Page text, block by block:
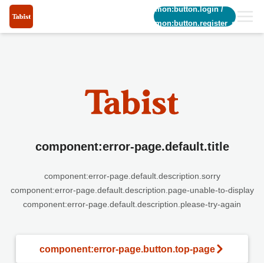
common:button.login/
common:button.register_short
component:error-page.default.title
component:error-page.default.description.sorry
component:error-page.default.description.page-unable-to-display
component:error-page.default.description.please-try-again
component:error-page.button.top-page